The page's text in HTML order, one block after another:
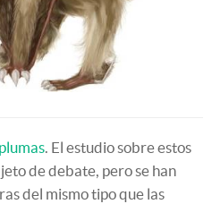
. El estudio sobre estos
de debate, pero se han
del mismo tipo que las